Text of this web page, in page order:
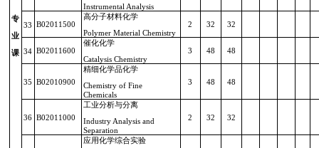
专
业
课
Instrumental Analysis
33 B02011500
高分子材料化学
Polymer Material Chemistry
2 32 32
34 B02011600
催化化学
Catalysis Chemistry
3 48 48
35 B02010900
精细化学品化学
Chemistry of Fine
Chemicals
3 48 48
36 B02011000
工业分析与分离
Industry Analysis and
Separation
2 32 32
应用化学综合实验